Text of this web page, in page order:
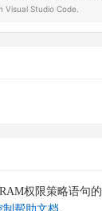
Visual Studio Code.
权限策略语句的